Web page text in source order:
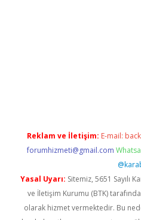
Reklam ve İletişim: E-mail:
forumhizmeti@gmail.com
Yasal Uyarı: Sitemiz, 5651 Sayılı
ve İletişim Kurumu (BTK)
olarak hizmet vermektedir. Bu